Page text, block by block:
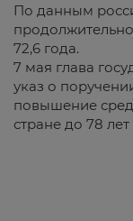
По данным
72,6 года.
7 мая глава
указ о
повышение
стране до 78